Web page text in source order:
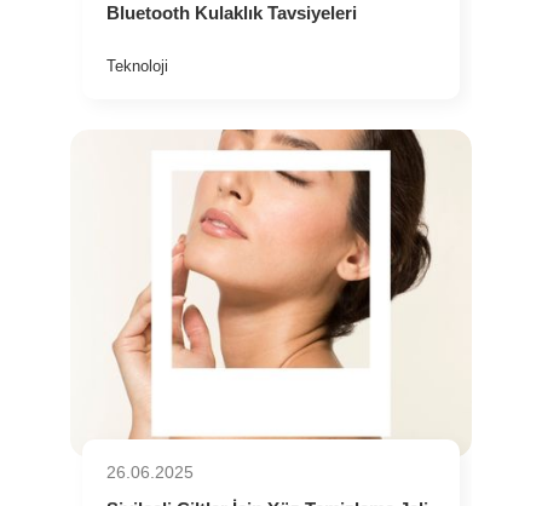
Bluetooth Kulaklık Tavsiyeleri
Teknoloji
26.06.2025